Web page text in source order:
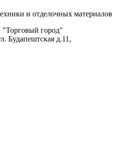
и отделочных материалов
"Торговый город"
Будапештская д.11,